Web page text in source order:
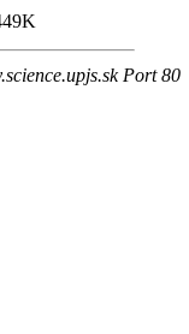
Port 80